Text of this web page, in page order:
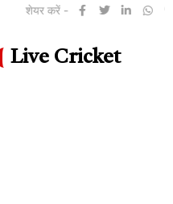
Live Cricket